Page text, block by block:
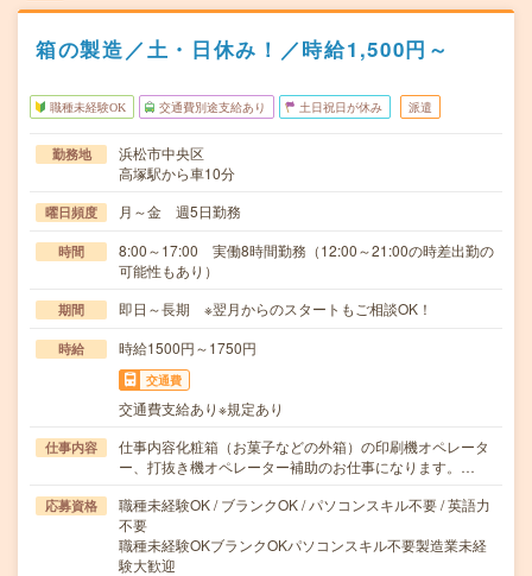
箱の製造／土・日休み！／時給1,500円～
職種未経験OK 交通費別途支給あり 土日祝日が休み 派遣
勤務地
浜松市中央区
高塚駅から車10分
曜日頻度 月～金 週5日勤務
時間
8:00～17:00 実働8時間勤務（12:00～21:00の時差出勤の
可能性もあり）
期間 即日～長期 ※翌月からのスタートもご相談OK！
時給 時給1500円～1750円
交通費
交通費支給あり※規定あり
仕事内容
仕事内容化粧箱（お菓子などの外箱）の印刷機オペレータ
ー、打抜き機オペレーター補助のお仕事になります。…
応募資格
職種未経験OK / ブランクOK / パソコンスキル不要 / 英語力
不要
職種未経験OKブランクOKパソコンスキル不要製造業未経
験大歓迎